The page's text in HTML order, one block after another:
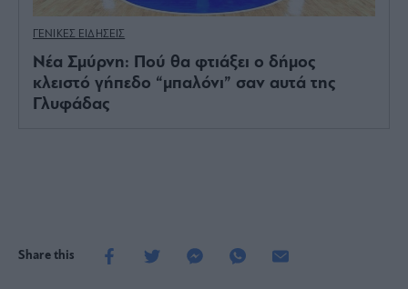
ΓΕΝΙΚΕΣ ΕΙΔΗΣΕΙΣ
Νέα Σμύρνη: Πού θα φτιάξει ο δήμος
κλειστό γήπεδο “μπαλόνι” σαν αυτά της
Γλυφάδας
Share this